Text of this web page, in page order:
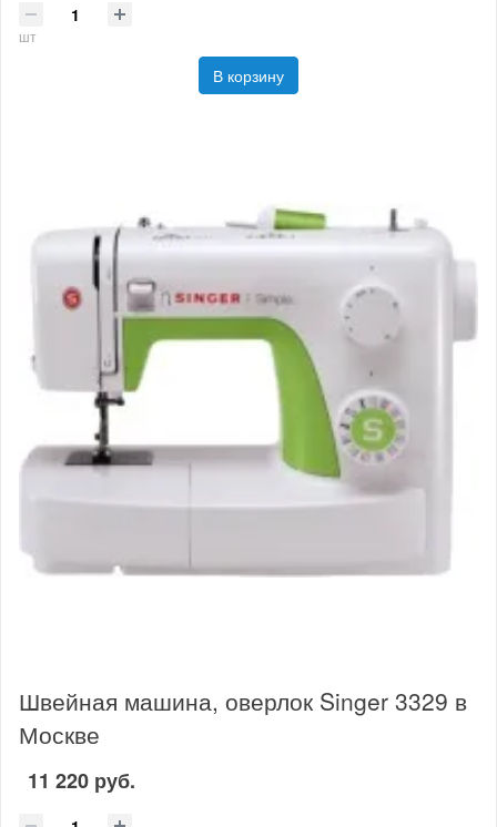
шт
В корзину
Швейная машина, оверлок Singer 3329 в
Москве
11 220 руб.